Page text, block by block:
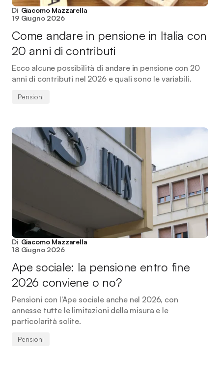
Di Giacomo Mazzarella
19 Giugno 2026
Come andare in pensione in Italia con
20 anni di contributi
Ecco alcune possibilità di andare in pensione con 20
anni di contributi nel 2026 e quali sono le variabili.
Pensioni
Di Giacomo Mazzarella
18 Giugno 2026
Ape sociale: la pensione entro fine
2026 conviene o no?
Pensioni con l'Ape sociale anche nel 2026, con
annesse tutte le limitazioni della misura e le
particolarità solite.
Pensioni